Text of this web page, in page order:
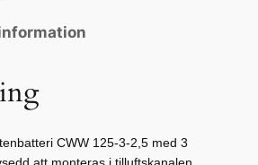
CWW 125-3-2,5 med 3
att monteras i tilluftskanalen